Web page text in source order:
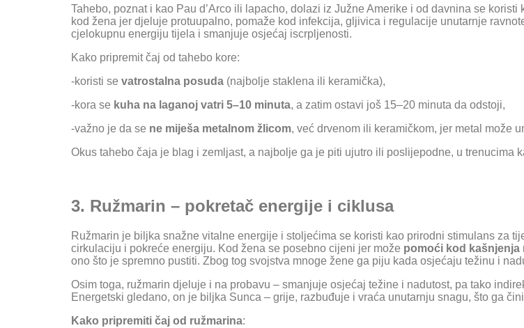
Tahebo, poznat i kao Pau d’Arco ili lapacho, dolazi iz Južne Amerike i od davnina se
kod žena jer djeluje protuupalno, pomaže kod infekcija, gljivica i regulacije unutarnje
cjelokupnu energiju tijela i smanjuje osjećaj iscrpljenosti.
Kako pripremit čaj od tahebo kore:
-koristi se vatrostalna posuda (najbolje staklena ili keramička),
-kora se kuha na laganoj vatri 5–10 minuta, a zatim ostavi još 15–20 minuta da odstoji,
-važno je da se ne miješa metalnom žlicom, već drvenom ili keramičkom, jer metal može
Okus tahebo čaja je blag i zemljast, a najbolje ga je piti ujutro ili poslijepodne, u trenucima
3. Ružmarin – pokretač energije i ciklusa
Ružmarin je biljka snažne vitalne energije i stoljećima se koristi kao prirodni stimulans za
cirkulaciju i pokreće energiju. Kod žena se posebno cijeni jer može pomoći kod kašnjenja
ono što je spremno pustiti. Zbog tog svojstva mnoge žene ga piju kada osjećaju težinu i
Osim toga, ružmarin djeluje i na probavu – smanjuje osjećaj težine i nadutost, pa tako
Energetski gledano, on je biljka Sunca – grije, razbuđuje i vraća unutarnju snagu, što ga
Kako pripremiti čaj od ružmarina: